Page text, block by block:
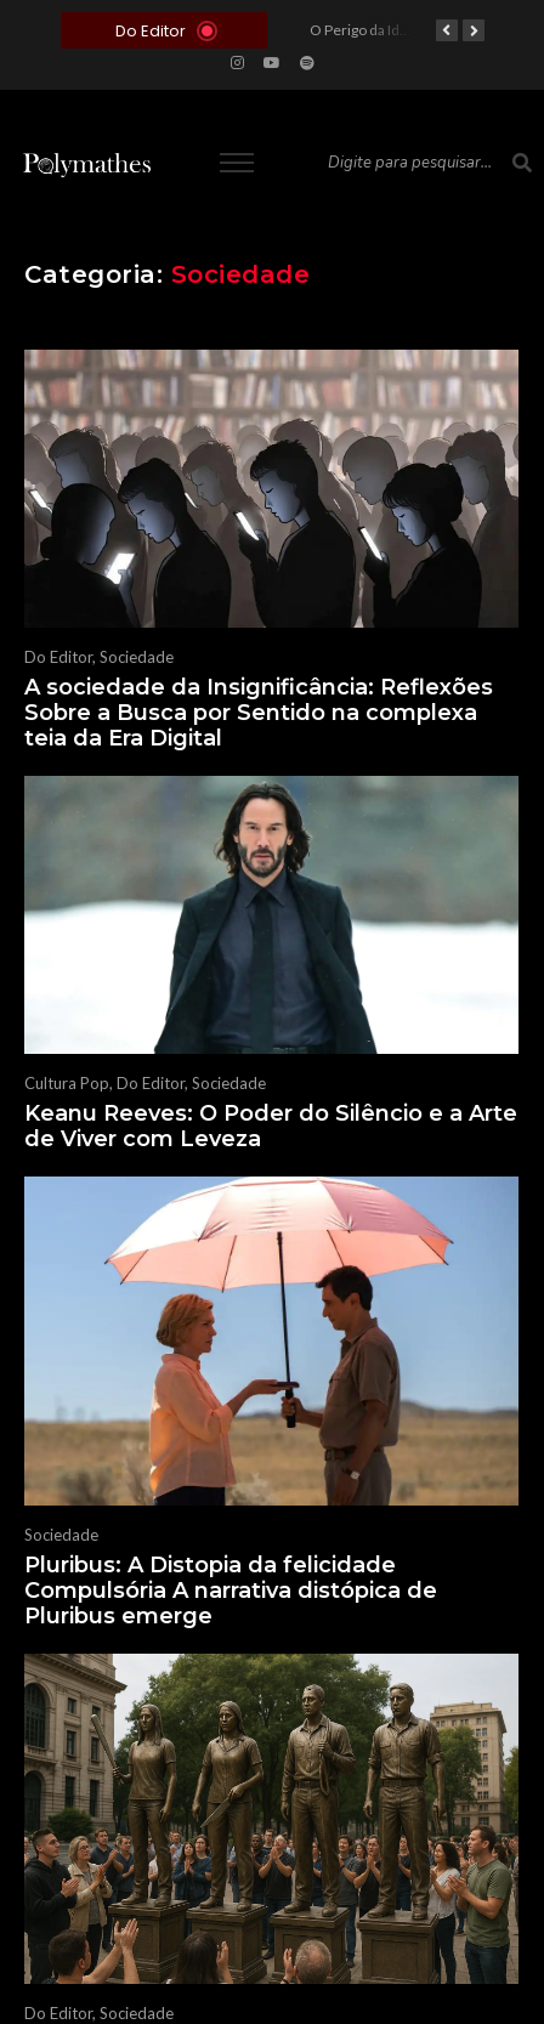
Do Editor
A Roleta da Miséria: Quando a Devoção Cega Encontra o Link na Bio. A Queda do Brasileiro Pelas Mãos de Seus Influencers. O Perigo da Ideologia Desenfreada na Justiça: Quando a Pauta Política Substitui a Pena Criminal
Categoria: Sociedade
Do Editor, Sociedade
A sociedade da Insignificância: Reflexões
Sobre a Busca por Sentido na complexa
teia da Era Digital
Cultura Pop, Do Editor, Sociedade
Keanu Reeves: O Poder do Silêncio e a Arte
de Viver com Leveza
Sociedade
Pluribus: A Distopia da felicidade
Compulsória A narrativa distópica de
Pluribus emerge
Do Editor, Sociedade